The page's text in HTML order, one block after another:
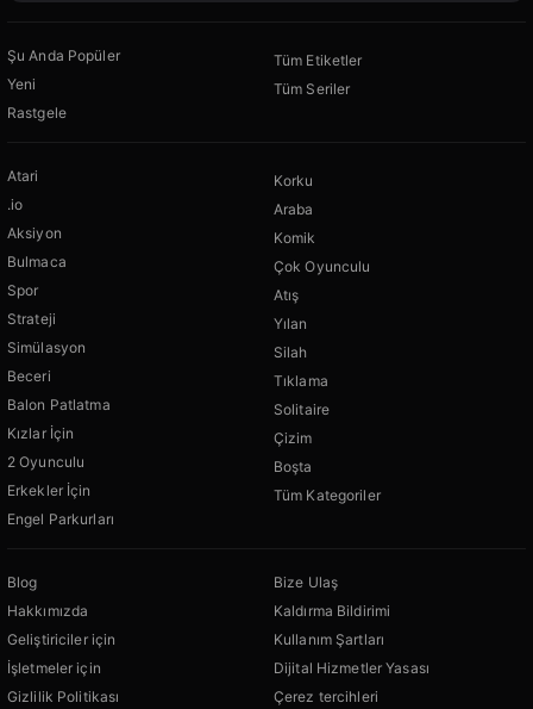
Şu Anda Popüler
Yeni
Rastgele
Tüm Etiketler
Tüm Seriler
Atari
.io
Aksiyon
Bulmaca
Spor
Strateji
Simülasyon
Beceri
Balon Patlatma
Kızlar İçin
2 Oyunculu
Erkekler İçin
Engel Parkurları
Korku
Araba
Komik
Çok Oyunculu
Atış
Yılan
Silah
Tıklama
Solitaire
Çizim
Boşta
Tüm Kategoriler
Blog
Hakkımızda
Geliştiriciler için
İşletmeler için
Gizlilik Politikası
Bize Ulaş
Kaldırma Bildirimi
Kullanım Şartları
Dijital Hizmetler Yasası
Çerez tercihleri